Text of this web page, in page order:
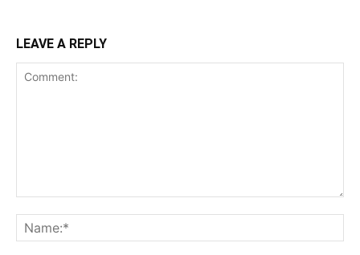
LEAVE A REPLY